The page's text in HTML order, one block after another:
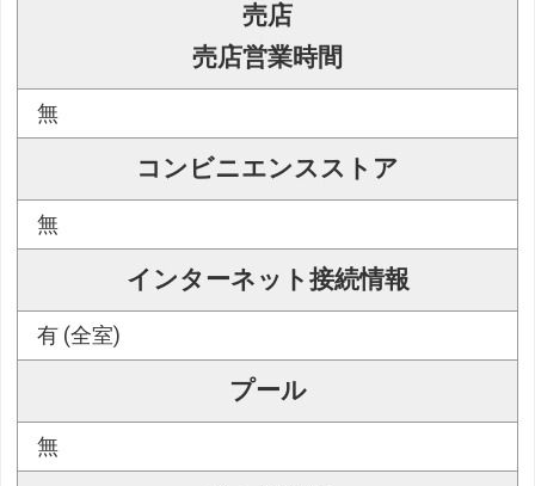
売店
売店営業時間
無
コンビニエンスストア
無
インターネット接続情報
有 (全室)
プール
無